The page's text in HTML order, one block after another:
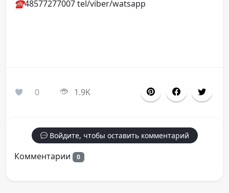
☎️48577277007 tel/viber/watsapp
0 1.9K
Войдите, чтобы оставить комментарий
Комментарии 0